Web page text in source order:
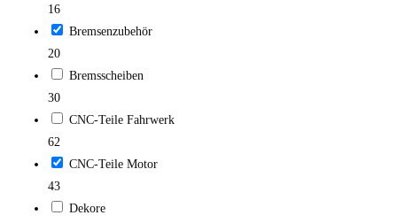
16
Bremsenzubehör
20
Bremsscheiben
30
CNC-Teile Fahrwerk
62
CNC-Teile Motor
43
Dekore